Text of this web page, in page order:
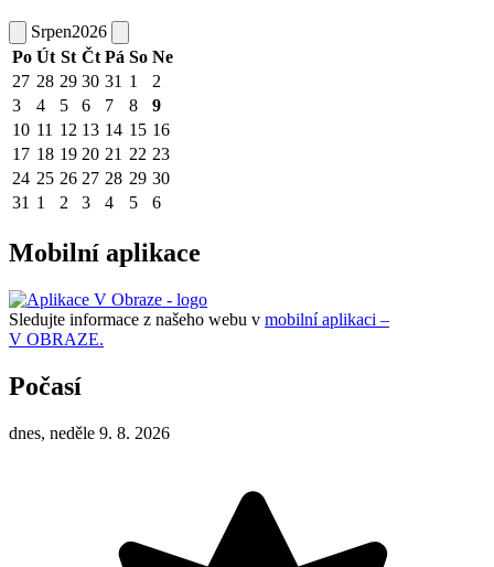
Srpen2026
Po Út St Čt Pá So Ne
27 28 29 30 31 1
2
3
4 5 6 7 8
9
10 11 12 13 14 15 16
17 18 19 20 21 22 23
24 25 26 27 28 29 30
31 1 2 3 4 5 6
Mobilní aplikace
Sledujte informace z našeho webu v mobilní aplikaci –
V OBRAZE.
Počasí
dnes, neděle 9. 8. 2026